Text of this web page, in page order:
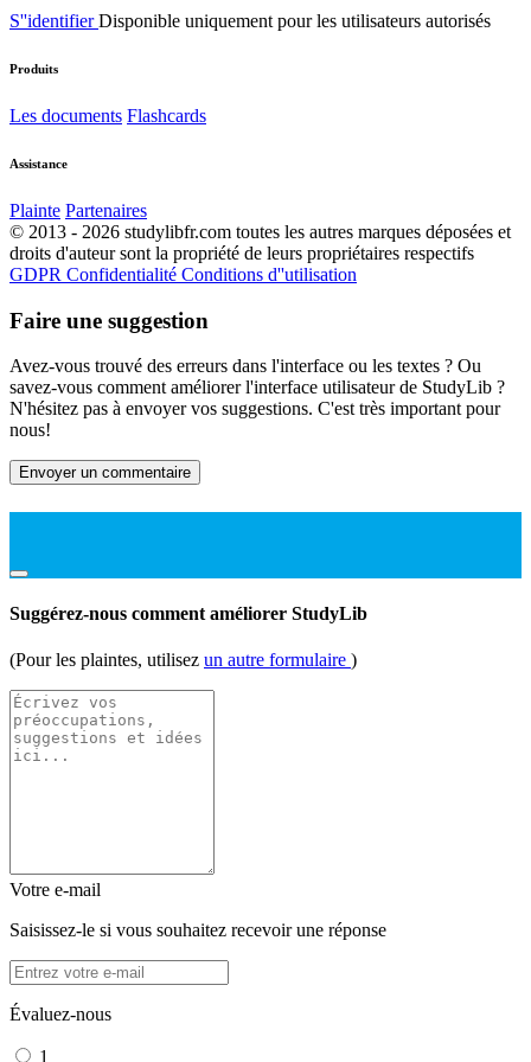
S''identifierDisponible uniquement pour les utilisateurs autorisés
Produits
Les documents Flashcards
Assistance
Plainte Partenaires
© 2013 - 2026 studylibfr.com toutes les autres marques déposées et
droits d'auteur sont la propriété de leurs propriétaires respectifs
GDPR Confidentialité Conditions d''utilisation
Faire une suggestion
Avez-vous trouvé des erreurs dans l'interface ou les textes ? Ou
savez-vous comment améliorer l'interface utilisateur de StudyLib ?
N'hésitez pas à envoyer vos suggestions. C'est très important pour
nous!
Envoyer un commentaire
Suggérez-nous comment améliorer StudyLib
(Pour les plaintes, utilisez un autre formulaire )
Votre e-mail
Saisissez-le si vous souhaitez recevoir une réponse
Évaluez-nous
1